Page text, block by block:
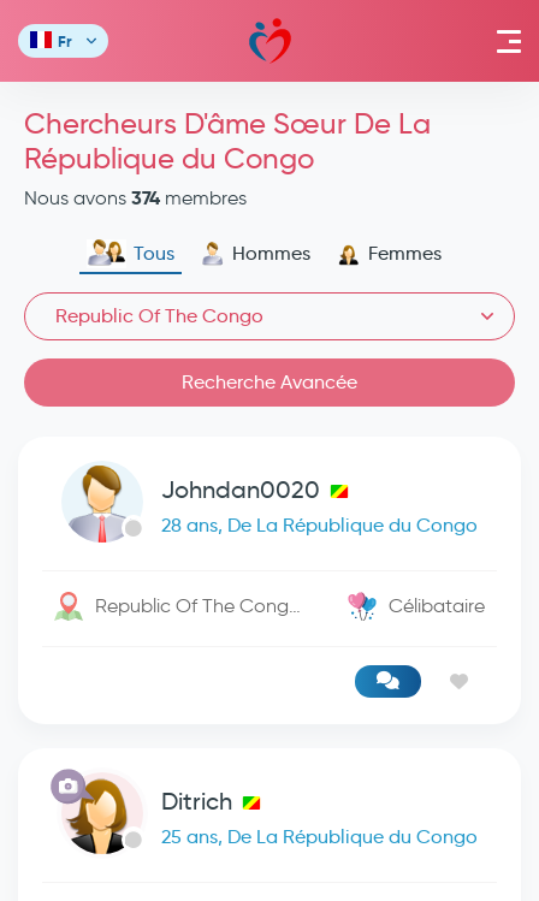
Fr
Chercheurs D'âme Sœur De La
République du Congo
Nous avons 374 membres
Tous Hommes Femmes
Republic Of The Congo
Recherche Avancée
Johndan0020
28 ans, De La République du Congo
Republic Of The Congo / Kinshasa Célibataire
Ditrich
25 ans, De La République du Congo